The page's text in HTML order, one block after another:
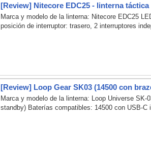
[Review] Nitecore EDC25 - linterna
Marca y modelo de la linterna: Nitecore EDC25
posición de interruptor: trasero, 2 interruptores
[Review] Loop Gear SK03 (14500 con
Marca y modelo de la linterna: Loop Universe
standby) Baterías compatibles: 14500 con USB-